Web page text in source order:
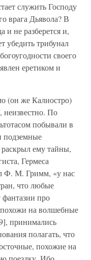
служить Господу
врага Дьявола? В
и не разберется и,
убедить трибунал
своего
еретиком и
(он же Калиостро)
неизвестно. По
побывали в
подземные
ему тайны,
Гермеса
Ф. М. Гримм, «у нас
что любые
фантазии про
похожи на волшебные
принимались
полагать, что
похожие на